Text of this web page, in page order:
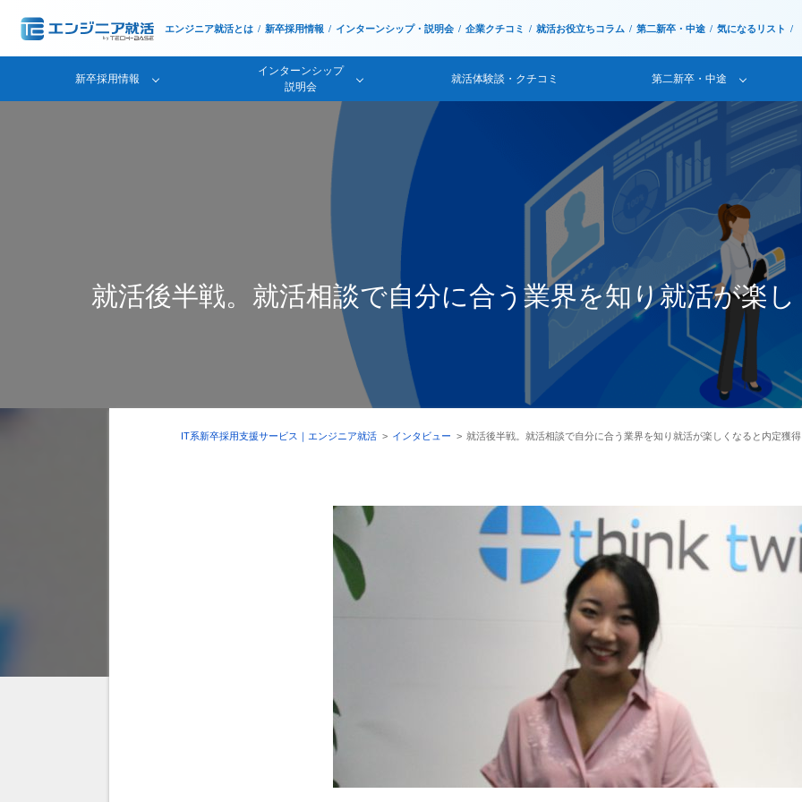
エンジニア就活とは 新卒採用情報 インターンシップ・説明会 企業クチコミ 就活お役立ちコラム 第二新卒・中途 気になるリスト
新卒採用情報
インターンシップ
説明会
就活体験談・クチコミ 第二新卒・中途
就活後半戦。就活相談で自分に合う業界を知り就活が楽
IT系新卒採用支援サービス｜エンジニア就活 > インタビュー > 就活後半戦。就活相談で自分に合う業界を知り就活が楽しくなると内定獲